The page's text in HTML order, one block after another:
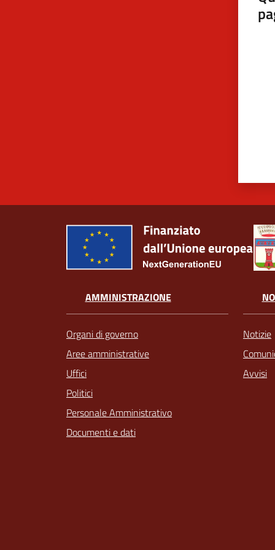
AMMINISTRAZIONE
Organi di governo
Aree amministrative
Uffici
Politici
Personale Amministrativo
Documenti e dati
Notizie
Avvisi